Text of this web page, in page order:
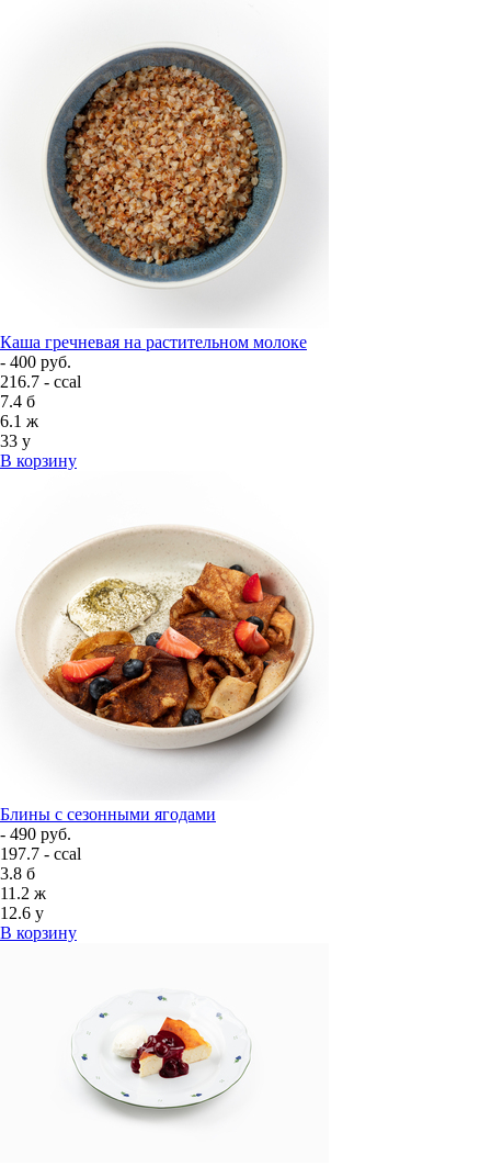
Каша гречневая на растительном молоке
- 400 руб.
216.7 - ccal
7.4 б
6.1 ж
33 у
В корзину
Блины с сезонными ягодами
- 490 руб.
197.7 - ccal
3.8 б
11.2 ж
12.6 у
В корзину